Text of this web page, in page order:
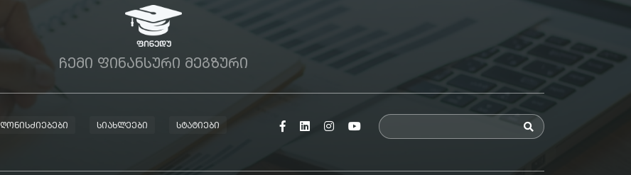
ᲩᲔᲛᲘ ᲤᲘᲜᲐᲜᲡᲣᲠᲘ ᲛᲔᲒᲖᲣᲠᲘ
ᲦᲝᲜᲘᲡᲫᲘᲔᲑᲔᲑᲘ ᲡᲘᲐᲮᲚᲔᲔᲑᲘ ᲡᲢᲐᲢᲘᲔᲑᲘ